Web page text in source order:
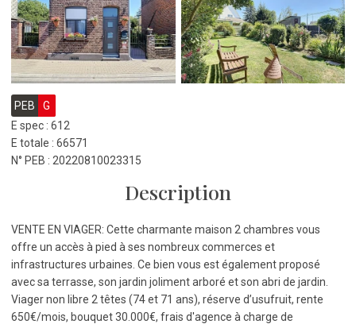
PEB
G
E spec : 612
E totale : 66571
N° PEB : 20220810023315
Description
VENTE EN VIAGER: Cette charmante maison 2 chambres vous
offre un accès à pied à ses nombreux commerces et
infrastructures urbaines. Ce bien vous est également proposé
avec sa terrasse, son jardin joliment arboré et son abri de jardin.
Viager non libre 2 têtes (74 et 71 ans), réserve d’usufruit, rente
650€/mois, bouquet 30.000€, frais d'agence à charge de